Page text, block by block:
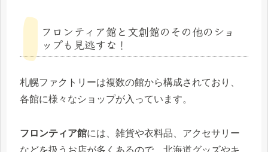
フロンティア館と文創館のその他のショ
ップも見逃すな！
札幌ファクトリーは複数の館から構成されており、
各館に様々なショップが入っています。
フロンティア館には、雑貨や衣料品、アクセサリー
などを扱うお店が多くあるので、北海道グッズやキ